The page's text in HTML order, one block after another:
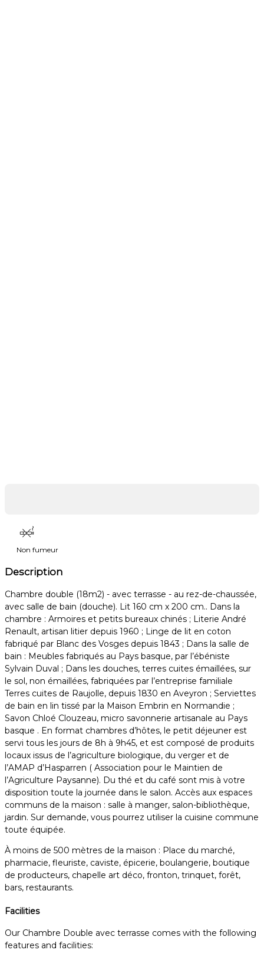
Non fumeur
Description
Chambre double (18m2) - avec terrasse - au rez-de-chaussée,
avec salle de bain (douche). Lit 160 cm x 200 cm.. Dans la
chambre : Armoires et petits bureaux chinés ; Literie André
Renault, artisan litier depuis 1960 ; Linge de lit en coton
fabriqué par Blanc des Vosges depuis 1843 ; Dans la salle de
bain : Meubles fabriqués au Pays basque, par l’ébéniste
Sylvain Duval ; Dans les douches, terres cuites émaillées, sur
le sol, non émaillées, fabriquées par l’entreprise familiale
Terres cuites de Raujolle, depuis 1830 en Aveyron ; Serviettes
de bain en lin tissé par la Maison Embrin en Normandie ;
Savon Chloé Clouzeau, micro savonnerie artisanale au Pays
basque . En format chambres d’hôtes, le petit déjeuner est
servi tous les jours de 8h à 9h45, et est composé de produits
locaux issus de l’agriculture biologique, du verger et de
l’AMAP d’Hasparren ( Association pour le Maintien de
l’Agriculture Paysanne). Du thé et du café sont mis à votre
disposition toute la journée dans le salon. Accès aux espaces
communs de la maison : salle à manger, salon-bibliothèque,
jardin. Sur demande, vous pourrez utiliser la cuisine commune
toute équipée.
À moins de 500 mètres de la maison : Place du marché,
pharmacie, fleuriste, caviste, épicerie, boulangerie, boutique
de producteurs, chapelle art déco, fronton, trinquet, forêt,
bars, restaurants.
Facilities
Our Chambre Double avec terrasse comes with the following
features and facilities: